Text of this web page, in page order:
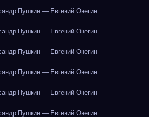
Пушкин — Евгений Онегин
Пушкин — Евгений Онегин
Пушкин — Евгений Онегин
Пушкин — Евгений Онегин
Пушкин — Евгений Онегин
Пушкин — Евгений Онегин